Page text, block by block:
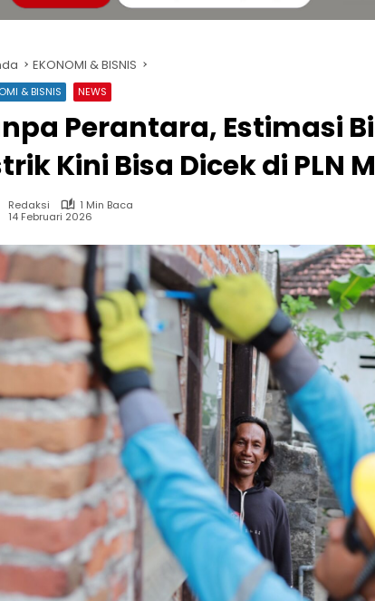
EKONOMI & BISNIS
& BISNIS NEWS
Perantara, Estimasi
Kini Bisa Dicek di PLN
Redaksi
1 Min Baca
14 Februari 2026